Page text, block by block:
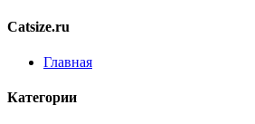
Catsize.ru
Главная
Категории